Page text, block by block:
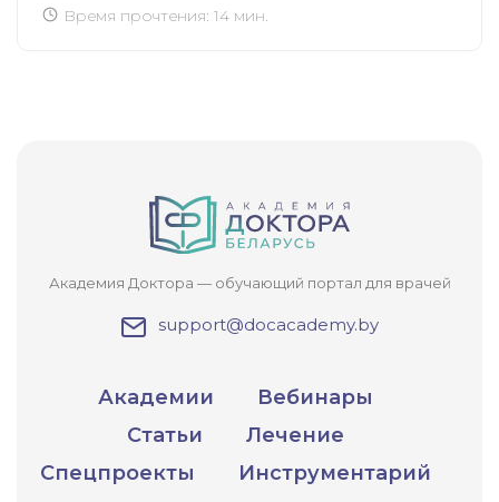
Время прочтения: 14 мин.
Академия Доктора — обучающий портал для врачей
support@docacademy.by
Академии
Вебинары
Статьи
Лечение
Спецпроекты
Инструментарий